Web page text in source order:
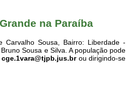
na Paraíba
Sousa, Bairro: Liberdade -
Sousa e Silva. A população pode
cge.1vara@tjpb.jus.brou dirigindo-se